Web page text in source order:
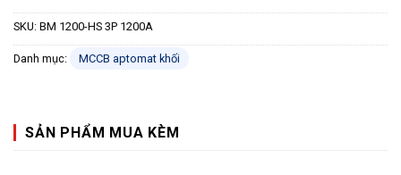
SKU: BM 1200-HS 3P 1200A
Danh mục: MCCB aptomat khối
SẢN PHẨM MUA KÈM